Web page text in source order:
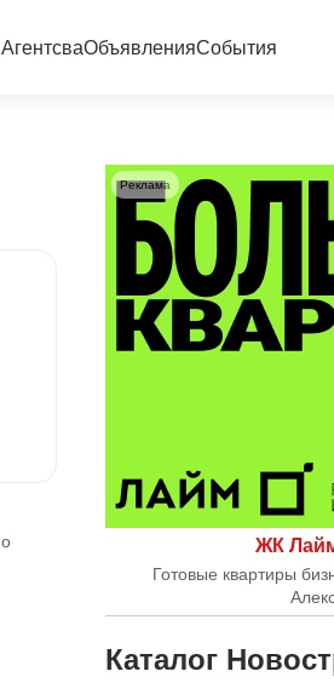
АгентсваОбъявленияСобытия
ЖК
Готовые квартиры
Реклама
Каталог